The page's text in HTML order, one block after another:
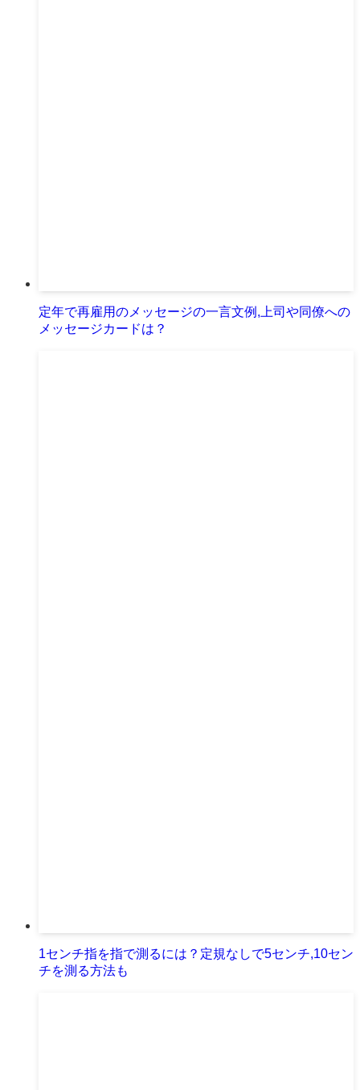
定年で再雇用のメッセージの一言文例,上司や同僚への
メッセージカードは？
1センチ指を指で測るには？定規なしで5センチ,10セン
チを測る方法も